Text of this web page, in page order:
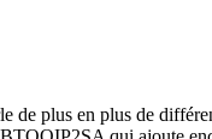
plus en plus de